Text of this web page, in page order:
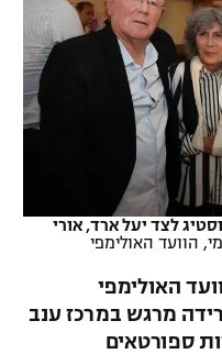
לצד יעל ארד, אורי
הוועד האולימפי
האולימפי
מרגש במרכז ענב
ספורטאים